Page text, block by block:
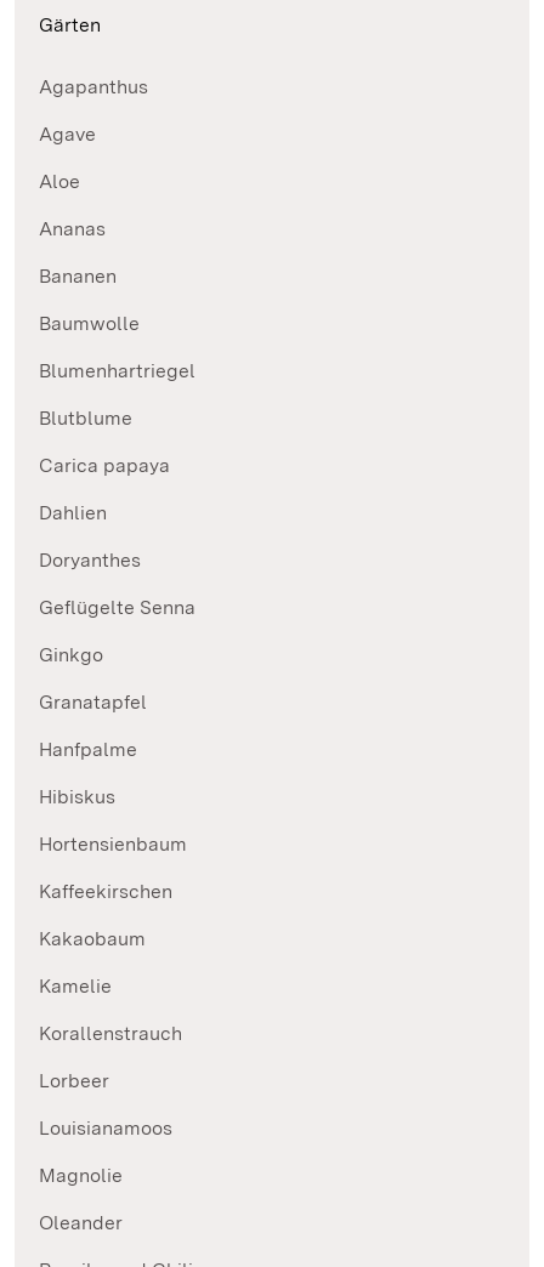
Gärten
Agapanthus
Agave
Aloe
Ananas
Bananen
Baumwolle
Blumenhartriegel
Blutblume
Carica papaya
Dahlien
Doryanthes
Geflügelte Senna
Ginkgo
Granatapfel
Hanfpalme
Hibiskus
Hortensienbaum
Kaffeekirschen
Kakaobaum
Kamelie
Korallenstrauch
Lorbeer
Louisianamoos
Magnolie
Oleander